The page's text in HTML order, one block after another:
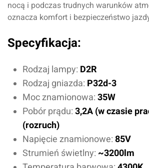
nocą i podczas trudnych warunków
oznacza komfort i bezpieczeństwo
Specyfikacja:
Rodzaj lampy: D2R
Rodzaj gniazda: P32d-3
Moc znamionowa: 35W
Pobór prądu: 3,2A (w czasie
(rozruch)
Napięcie znamionowe: 85V
Strumień świetlny: ~3200lm